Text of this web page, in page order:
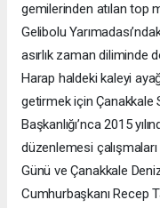
gemilerinden atılan top
Gelibolu
asırlık zaman diliminde
Harap haldeki kaleyi
getirmek için Çanakkale
Başkanlığı’nca 2015
düzenlemesi
Günü ve Çanakkale
Cumhurbaşkanı Recep